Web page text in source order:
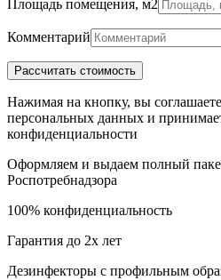
Площадь помещения, м2
Комментарий
Нажимая на кнопку, вы
персональных данных и
конфиденциальности
Оформляем и выдаем полный
Роспотребнадзора
100% конфиденциальность
Гарантия до 2х лет
Дезинфекторы с профильным